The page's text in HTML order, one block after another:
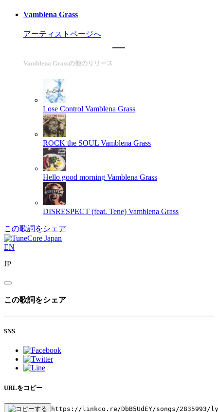
Vamblena Grass
アーティストページへ
Vamblena Grassの他のリリース
Lose Control Vamblena Grass
ROCK the SOUL Vamblena Grass
Hello good morning Vamblena Grass
DISRESPECT (feat. Tene) Vamblena Grass
この歌詞をシェア
EN
JP
この歌詞をシェア
SNS
URLをコピー
https://linkco.re/DbB5UdEY/songs/2835993/